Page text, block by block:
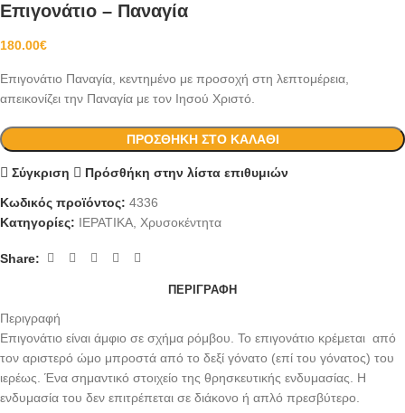
Επιγονάτιο – Παναγία
180.00€
Επιγονάτιο Παναγία, κεντημένο με προσοχή στη λεπτομέρεια,
απεικονίζει την Παναγία με τον Ιησού Χριστό.
ΠΡΟΣΘΉΚΗ ΣΤΟ ΚΑΛΆΘΙ
Σύγκριση Πρόσθήκη στην λίστα επιθυμιών
Κωδικός προϊόντος: 4336
Κατηγορίες: ΙΕΡΑΤΙΚΑ, Χρυσοκέντητα
Share:
ΠΕΡΙΓΡΑΦΉ
Περιγραφή
Επιγονάτιο είναι άμφιο σε σχήμα ρόμβου. Το επιγονάτιο κρέμεται από
τον αριστερό ώμο μπροστά από το δεξί γόνατο (επί του γόνατος) του
ιερέως. Ένα σημαντικό στοιχείο της θρησκευτικής ενδυμασίας. Η
ενδυμασία του δεν επιτρέπεται σε διάκονο ή απλό πρεσβύτερο.